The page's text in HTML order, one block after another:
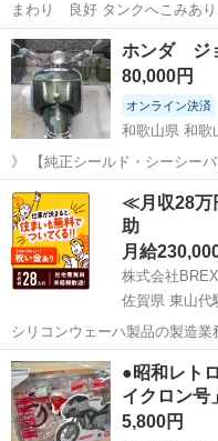
まわり 良好 タンクへこみあり
レバー折れあ…
広島 福山市 中庄駅
ホンダ ジ
80,000円
オンライン決済
和歌山県 和歌
》 【純正シールド・シーシーバ
今回出品す…
和歌山 和歌山市 和歌山
≪月収28万
助
月給
株式会社
佐賀県 東山代
シリコンウェーハ製品の製造業
やカップルとの応募OK◎年間
実♪業務はクリーンルームで
300円～の格安食堂あり！《佐...
佐賀 伊万里市 東山代駅
●昭和レト
イクロン
5,800円